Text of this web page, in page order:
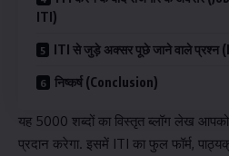
ITI)
ITI से जुड़े अक्सर पूछे जाने वाले प्रश्न
निष्कर्ष (Conclusion)
यह 5000 शब्दों का विस्तृत ब्लॉग लेख
प्रदान करेगा. इसमें ITI का फुल फॉर्म,